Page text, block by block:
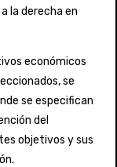
la derecha en
económicos
se
se especifican
del
objetivos y sus